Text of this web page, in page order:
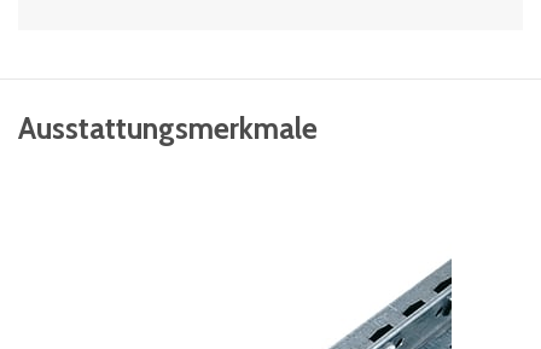
Ausstattungsmerkmale